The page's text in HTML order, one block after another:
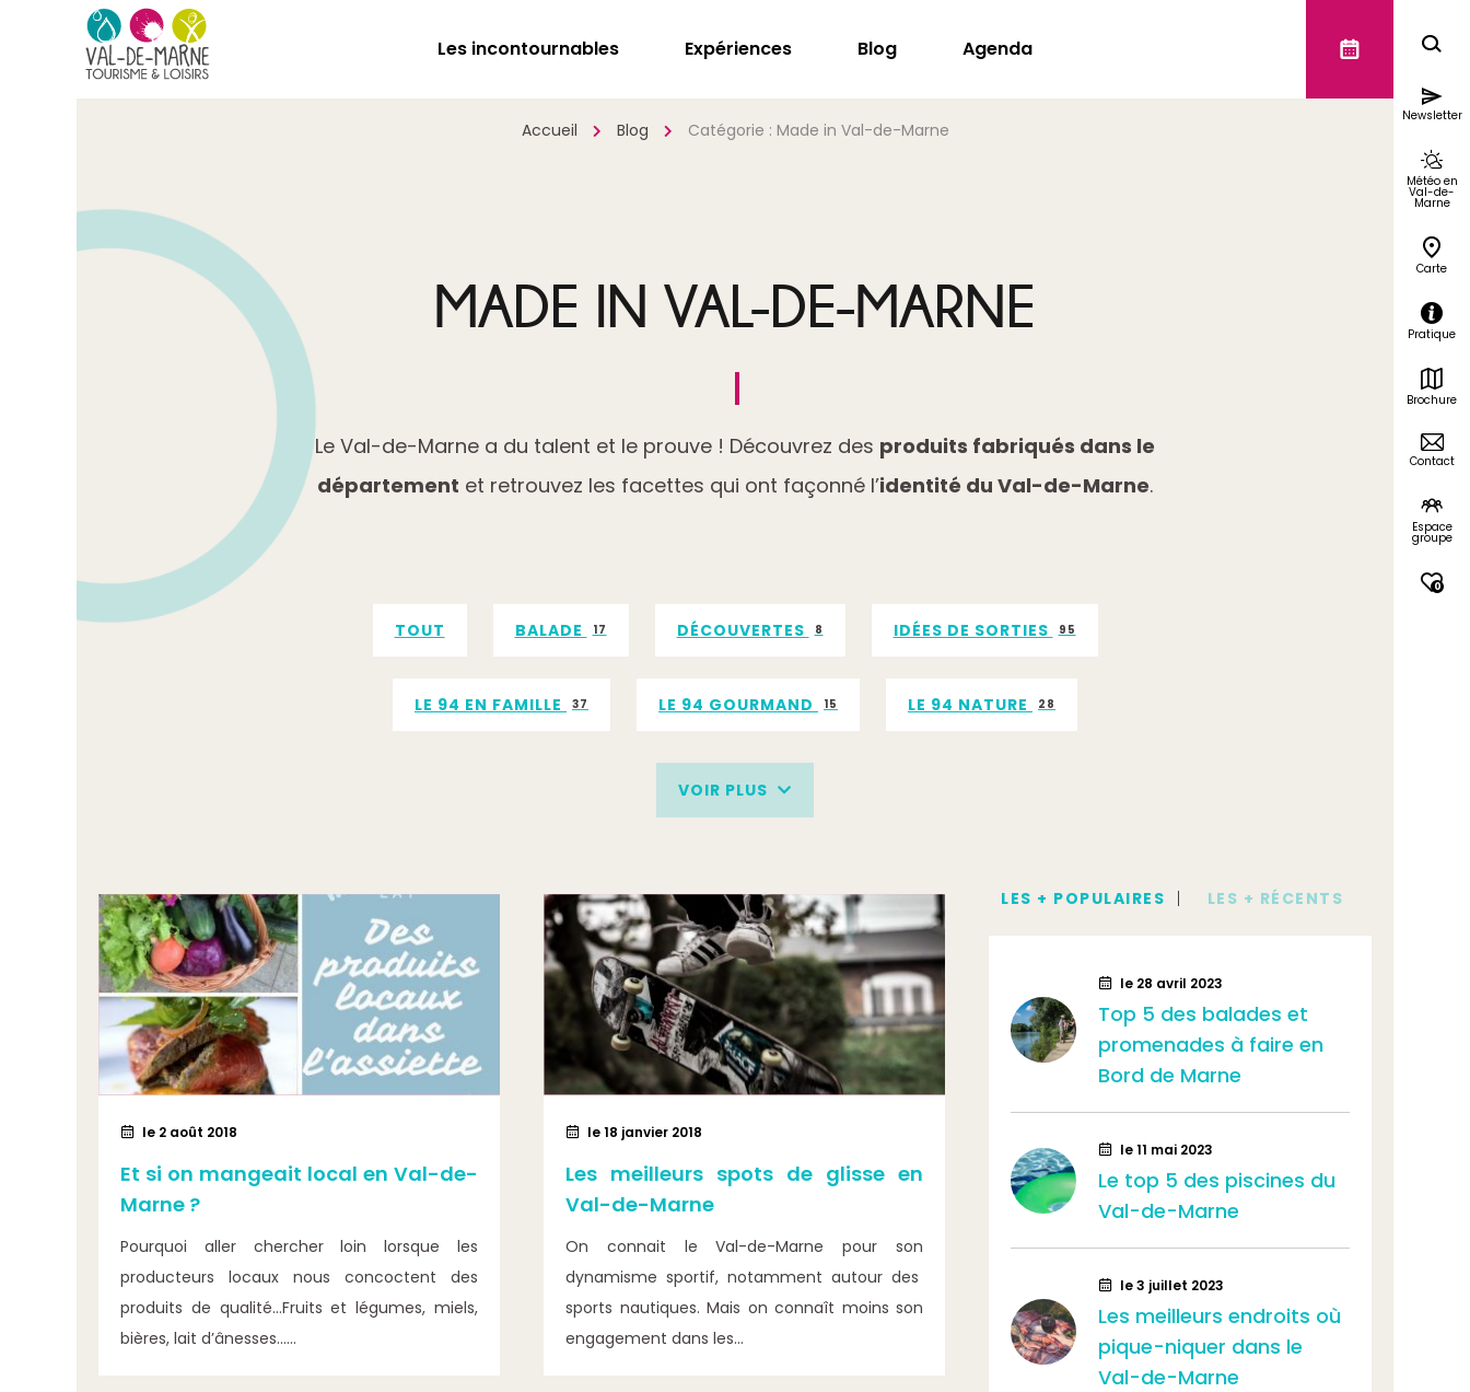
Les incontournables Expériences Blog Agenda
Accueil Blog Catégorie : Made in Val-de-Marne
Newsletter
Météo en
Val-de-
Marne
Carte
Pratique
Brochure
Contact
Espace
groupe
0
MADE IN VAL-DE-MARNE
Le Val-de-Marne a du talent et le prouve ! Découvrez des produits fabriqués dans le
département et retrouvez les facettes qui ont façonné l’identité du Val-de-Marne.
TOUT BALADE 17 DÉCOUVERTES 8 IDÉES DE SORTIES 95
LE 94 EN FAMILLE 37 LE 94 GOURMAND 15 LE 94 NATURE 28
MÉTRO
VISITES INSOLITES 36
VOIR PLUS
le 2 août 2018
Et si on mangeait local en Val-de-
Marne ?
Pourquoi aller chercher loin lorsque les
producteurs locaux nous concoctent des
produits de qualité…Fruits et légumes, miels,
bières, lait d’ânesses…...
le 18 janvier 2018
Les meilleurs spots de glisse en
Val-de-Marne
On connait le Val-de-Marne pour son
dynamisme sportif, notamment autour des
sports nautiques. Mais on connaît moins son
engagement dans les...
LES + POPULAIRES LES + RÉCENTS
le 28 avril 2023
Top 5 des balades et
promenades à faire en
Bord de Marne
le 11 mai 2023
Le top 5 des piscines du
Val-de-Marne
le 3 juillet 2023
Les meilleurs endroits où
pique-niquer dans le
Val-de-Marne